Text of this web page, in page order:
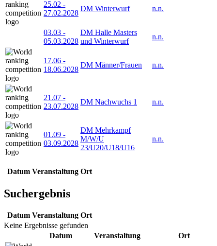
25.02 -
27.02.2028
DM Winterwurf n.n.
03.03 -
05.03.2028
DM Halle Masters
und Winterwurf
n.n.
17.06 -
18.06.2028
DM Männer/Frauen n.n.
21.07 -
23.07.2028
DM Nachwuchs 1 n.n.
01.09 -
03.09.2028
DM Mehrkampf
M/W/U
23/U20/U18/U16
n.n.
Datum Veranstaltung Ort
Suchergebnis
Datum Veranstaltung Ort
Keine Ergebnisse gefunden
Datum
Veranstaltung Ort